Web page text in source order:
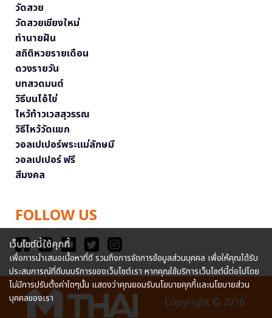
วัดสวย
วัดสวยเชียงใหม่
ทำนายฝัน
สถิติหวยรายเดือน
ดวงรายวัน
บทสวดมนต์
วิธีบนไอ้ไข่
ไหว้ท้าวเวสสุวรรณ
วิธีไหว้วัดแขก
วอลเปเปอร์พระแม่ลักษมี
วอลเปเปอร์ ฟรี
สีมงคล
FOLLOW US
Copyright © 2016
เว็บไซต์นี้ใช้คุกกี้
เพื่อการนำเสนอเนื้อหาที่ดี รวมถึงการจัดการข้อมูลส่วนบุคคล เพื่อให้คุณได้รับ
ประสบการณ์ที่ดีบนบริการของเว็บไซต์เรา หากคุณใช้บริการเว็บไซต์นี้ต่อไปโดย
ไม่มีการปรับตั้งค่าใดๆนั้น แสดงว่าคุณยอมรับนโยบายคุกกี้และนโยบายส่วน
บุคคลของเรา